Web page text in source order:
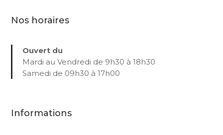
Nos horaires
Ouvert du
Mardi au Vendredi de 9h30 à 18h30
Samedi de 09h30 à 17h00
Informations